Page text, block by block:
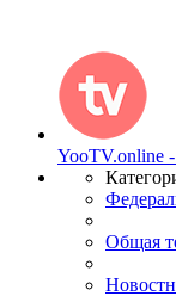
YooTV.online
Общая